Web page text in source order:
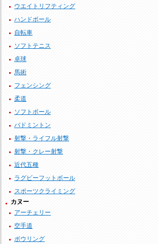
ウエイトリフティング
ハンドボール
自転車
ソフトテニス
卓球
馬術
フェンシング
柔道
ソフトボール
バドミントン
射撃・ライフル射撃
射撃・クレー射撃
近代五種
ラグビーフットボール
スポーツクライミング
カヌー
アーチェリー
空手道
ボウリング